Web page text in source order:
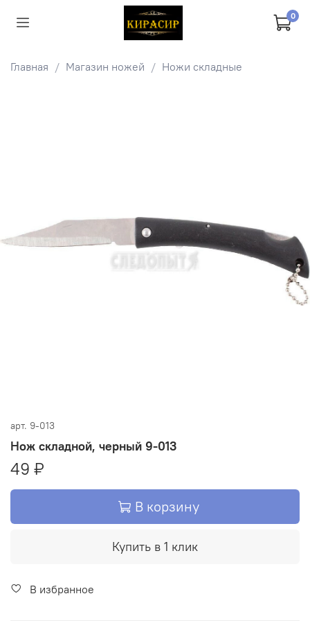
0
Главная Магазин ножей Ножи складные
арт. 9-013
Нож складной, черный 9-013
49 ₽
В корзину
Купить в 1 клик
В избранное